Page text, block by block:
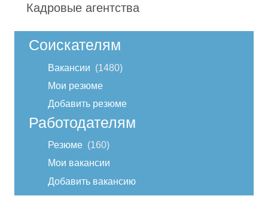
Кадровые агентства
Соискателям
Вакансии
1480
Мои резюме
Добавить резюме
Работодателям
Резюме
160
Мои вакансии
Добавить вакансию